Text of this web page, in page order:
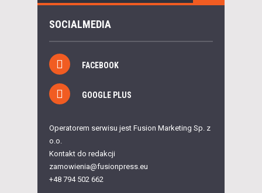
SOCIALMEDIA
FACEBOOK
GOOGLE PLUS
Operatorem serwisu jest Fusion Marketing Sp. z
o.o.
Kontakt do redakcji
zamowienia@fusionpress.eu
+48 794 502 662